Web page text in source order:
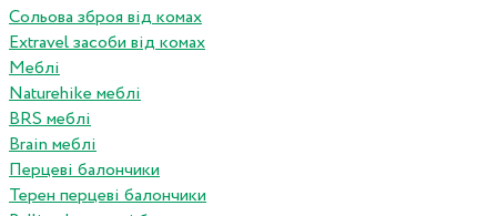
Сольова зброя від комах
Extravel засоби від комах
Меблі
Naturehike меблі
BRS меблі
Brain меблі
Перцеві балончики
Терен перцеві балончики